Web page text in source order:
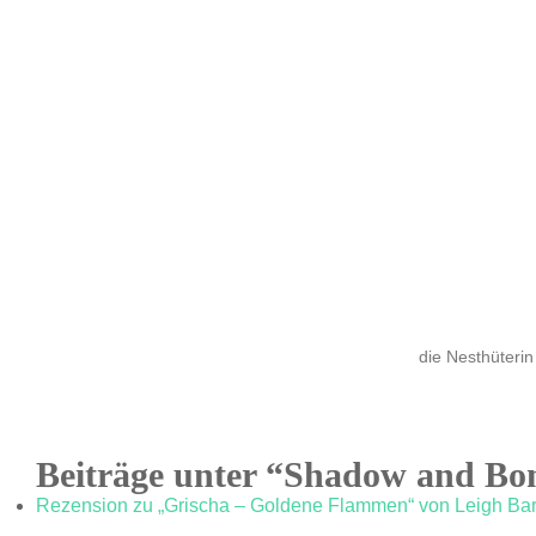
die Nesthüterin
Beiträge unter “Shadow and
Rezension zu „Grischa – Goldene Flammen“ von Leigh